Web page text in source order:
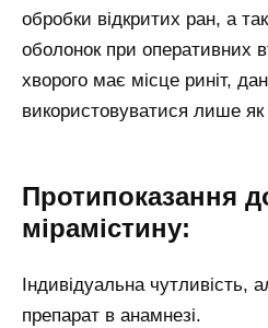
обробки відкритих ран, а
оболонок при оперативних
хворого має місце риніт,
використовуватися лише як
Протипоказання
мірамістину:
Індивідуальна чутливість,
препарат в анамнезі.